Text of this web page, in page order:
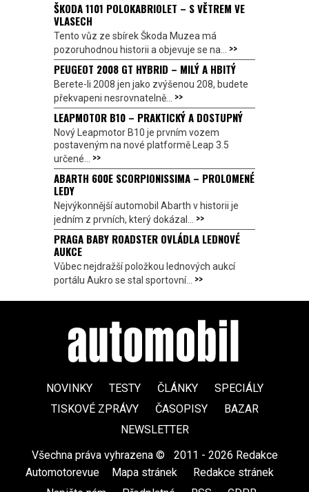
ŠKODA 1101 POLOKABRIOLET – S VĚTREM VE
VLASECH
Tento vůz ze sbírek Škoda Muzea má
pozoruhodnou historii a objevuje se na... >>
PEUGEOT 2008 GT HYBRID – MILÝ A HBITÝ
Berete-li 2008 jen jako zvýšenou 208, budete
překvapeni nesrovnatelně... >>
LEAPMOTOR B10 – PRAKTICKÝ A DOSTUPNÝ
Nový Leapmotor B10 je prvním vozem
postaveným na nové platformě Leap 3.5
určené... >>
ABARTH 600E SCORPIONISSIMA – PROLOMENÉ
LEDY
Nejvýkonnější automobil Abarth v historii je
jedním z prvních, který dokázal... >>
PRAGA BABY ROADSTER OVLÁDLA LEDNOVÉ
AUKCE
Vůbec nejdražší položkou lednových aukcí
portálu Aukro se stal sportovní... >>
NOVINKY TESTY ČLÁNKY
SPECIÁLY
TISKOVÉ ZPRÁVY
ČASOPISY
BAZAR
NEWSLETTER
Všechna práva vyhrazena ©
2011 - 2026 Redakce
Automotorevue
Mapa stránek Redakce stránek